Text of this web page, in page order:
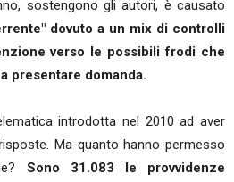
sostengono gli autori, è causato
dovuto a un mix di controlli
verso le possibili frodi che
presentare domanda.
introdotta nel 2010 ad aver
Ma quanto hanno permesso
Sono 31.083 le provvidenze